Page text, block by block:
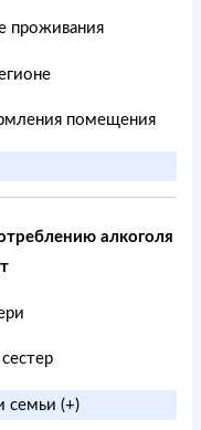
проживания
помещения
алкоголя
семьи (+)